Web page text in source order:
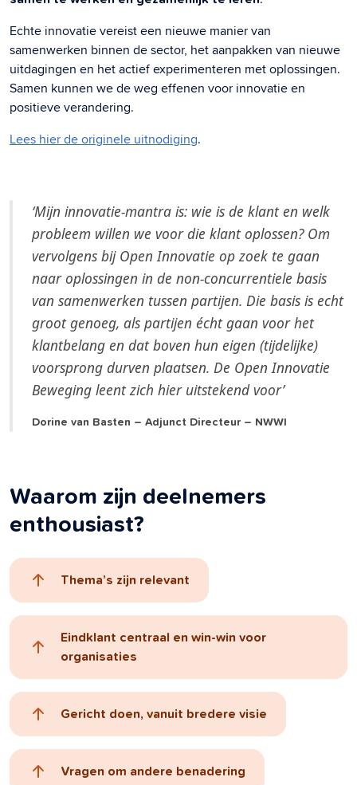
Echte innovatie vereist een nieuwe manier van
samenwerken binnen de sector, het aanpakken van nieuwe
uitdagingen en het actief experimenteren met oplossingen.
Samen kunnen we de weg effenen voor innovatie en
positieve verandering.
Lees hier de originele uitnodiging.
‘Mijn innovatie-mantra is: wie is de klant en welk
probleem willen we voor die klant oplossen? Om
vervolgens bij Open Innovatie op zoek te gaan
naar oplossingen in de non-concurrentiele basis
van samenwerken tussen partijen. Die basis is echt
groot genoeg, als partijen écht gaan voor het
klantbelang en dat boven hun eigen (tijdelijke)
voorsprong durven plaatsen. De Open Innovatie
Beweging leent zich hier uitstekend voor’
Dorine van Basten – Adjunct Directeur – NWWI
Waarom zijn deelnemers
enthousiast?
Thema’s zijn relevant
Eindklant centraal en win-win voor
organisaties
Gericht doen, vanuit bredere visie
Vragen om andere benadering